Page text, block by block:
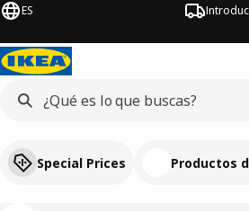
ES
Special Prices Productos